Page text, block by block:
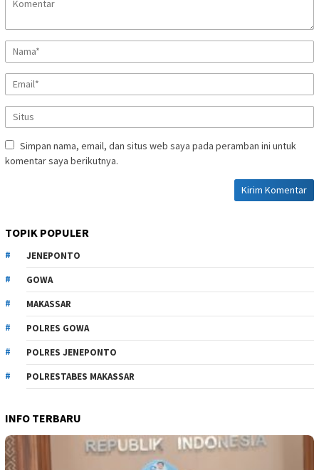
Simpan nama, email, dan situs web saya pada peramban ini untuk
komentar saya berikutnya.
TOPIK POPULER
JENEPONTO
GOWA
MAKASSAR
POLRES GOWA
POLRES JENEPONTO
POLRESTABES MAKASSAR
INFO TERBARU